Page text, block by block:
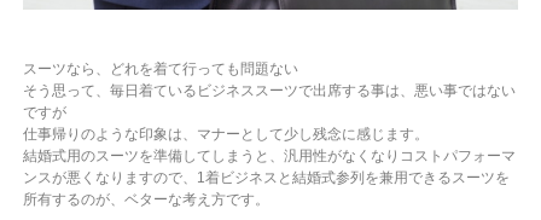
スーツなら、どれを着て行っても問題ない
そう思って、毎日着ているビジネススーツで出席する事は、悪い事ではない
ですが
仕事帰りのような印象は、マナーとして少し残念に感じます。
結婚式用のスーツを準備してしまうと、汎用性がなくなりコストパフォーマ
ンスが悪くなりますので、1着ビジネスと結婚式参列を兼用できるスーツを
所有するのが、ベターな考え方です。